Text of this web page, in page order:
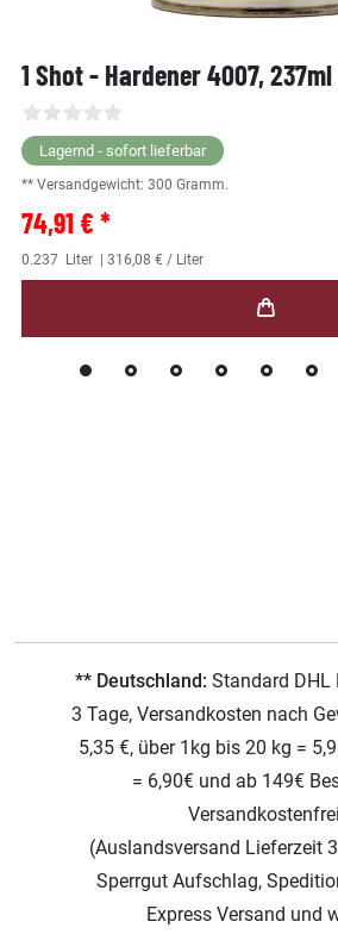
1 Shot - Hardener 4007,
Lagernd - sofort lieferbar
** Versandgewicht: 300 Gramm.
74,91 € *
0.237 Liter | 316,08 € / Liter
** Deutschland: Standard DHL
3 Tage, Versandkosten nach
5,35 €, über 1kg bis 20 kg =
= 6,90€ und ab 149€
(Auslandsversand Lieferzeit
Sperrgut Aufschlag,
Express Versand und